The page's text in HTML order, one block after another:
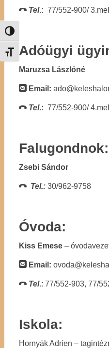
Nagy kontraszt váltása
Betűméret váltása
Tel.: 77/552-900/
Adóügyi
Maruzsa Lászlóné
Email:
Tel.: 77/552-900/
Falugondnok:
Zsebi Sándor
Tel.: 30/962-9758
Óvoda:
Kiss Emese–
Email:
Tel.: 77/552-903, 77/
Iskola:
Hornyák Adrien –